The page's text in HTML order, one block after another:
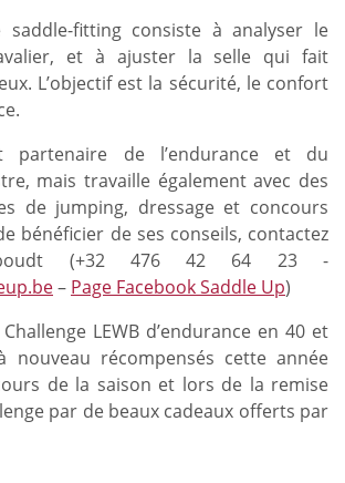
saddle-fitting consiste à analyser le
et à ajuster la selle qui fait
L’objectif est la sécurité, le confort
partenaire de l’endurance et du
mais travaille également avec des
de jumping, dressage et concours
bénéficier de ses conseils, contactez
(+32 476 42 64 23 -
– Page Facebook Saddle Up)
LEWB d’endurance en 40 et
nouveau récompensés cette année
de la saison et lors de la remise
par de beaux cadeaux offerts par